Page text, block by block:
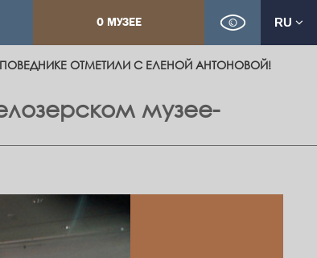
О МУЗЕЕ RU
ОТМЕТИЛИ С ЕЛЕНОЙ АНТОНОВОЙ!
музее-